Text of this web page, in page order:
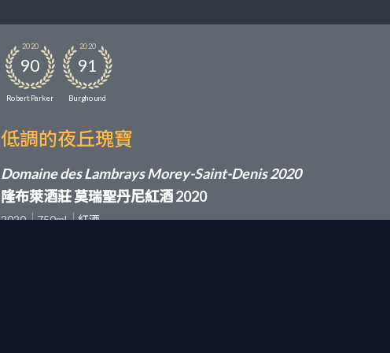
2020
90
Robert Parker
2020
91
Burghound
低調的夜丘瑰寶
Domaine des Lambrays Morey-Saint-Denis 2020
隆布萊酒莊 莫瑞聖丹尼紅酒 2020
2020 750ml
紅酒